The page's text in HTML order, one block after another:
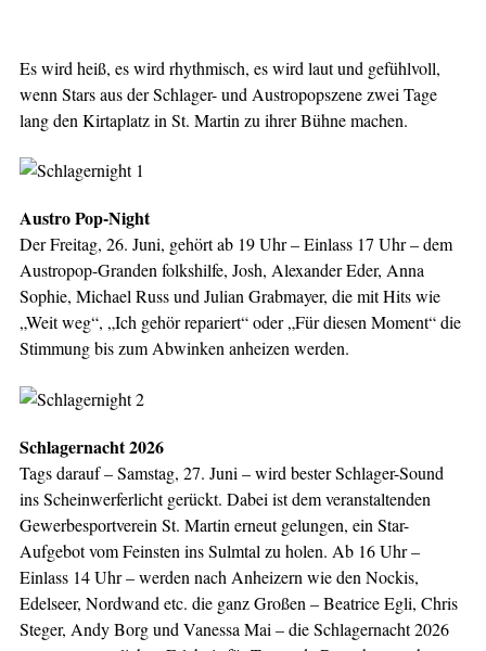
Es wird heiß, es wird rhythmisch, es wird laut und gefühlvoll,
wenn Stars aus der Schlager- und Austropopszene zwei Tage
lang den Kirtaplatz in St. Martin zu ihrer Bühne machen.
Austro Pop-Night
Der Freitag, 26. Juni, gehört ab 19 Uhr – Einlass 17 Uhr – dem
Austropop-Granden folkshilfe, Josh, Alexander Eder, Anna
Sophie, Michael Russ und Julian Grabmayer, die mit Hits wie
„Weit weg“, „Ich gehör repariert“ oder „Für diesen Moment“ die
Stimmung bis zum Abwinken anheizen werden.
Schlagernacht 2026
Tags darauf – Samstag, 27. Juni – wird bester Schlager-Sound
ins Scheinwerferlicht gerückt. Dabei ist dem veranstaltenden
Gewerbesportverein St. Martin erneut gelungen, ein Star-
Aufgebot vom Feinsten ins Sulmtal zu holen. Ab 16 Uhr –
Einlass 14 Uhr – werden nach Anheizern wie den Nockis,
Edelseer, Nordwand etc. die ganz Großen – Beatrice Egli, Chris
Steger, Andy Borg und Vanessa Mai – die Schlagernacht 2026